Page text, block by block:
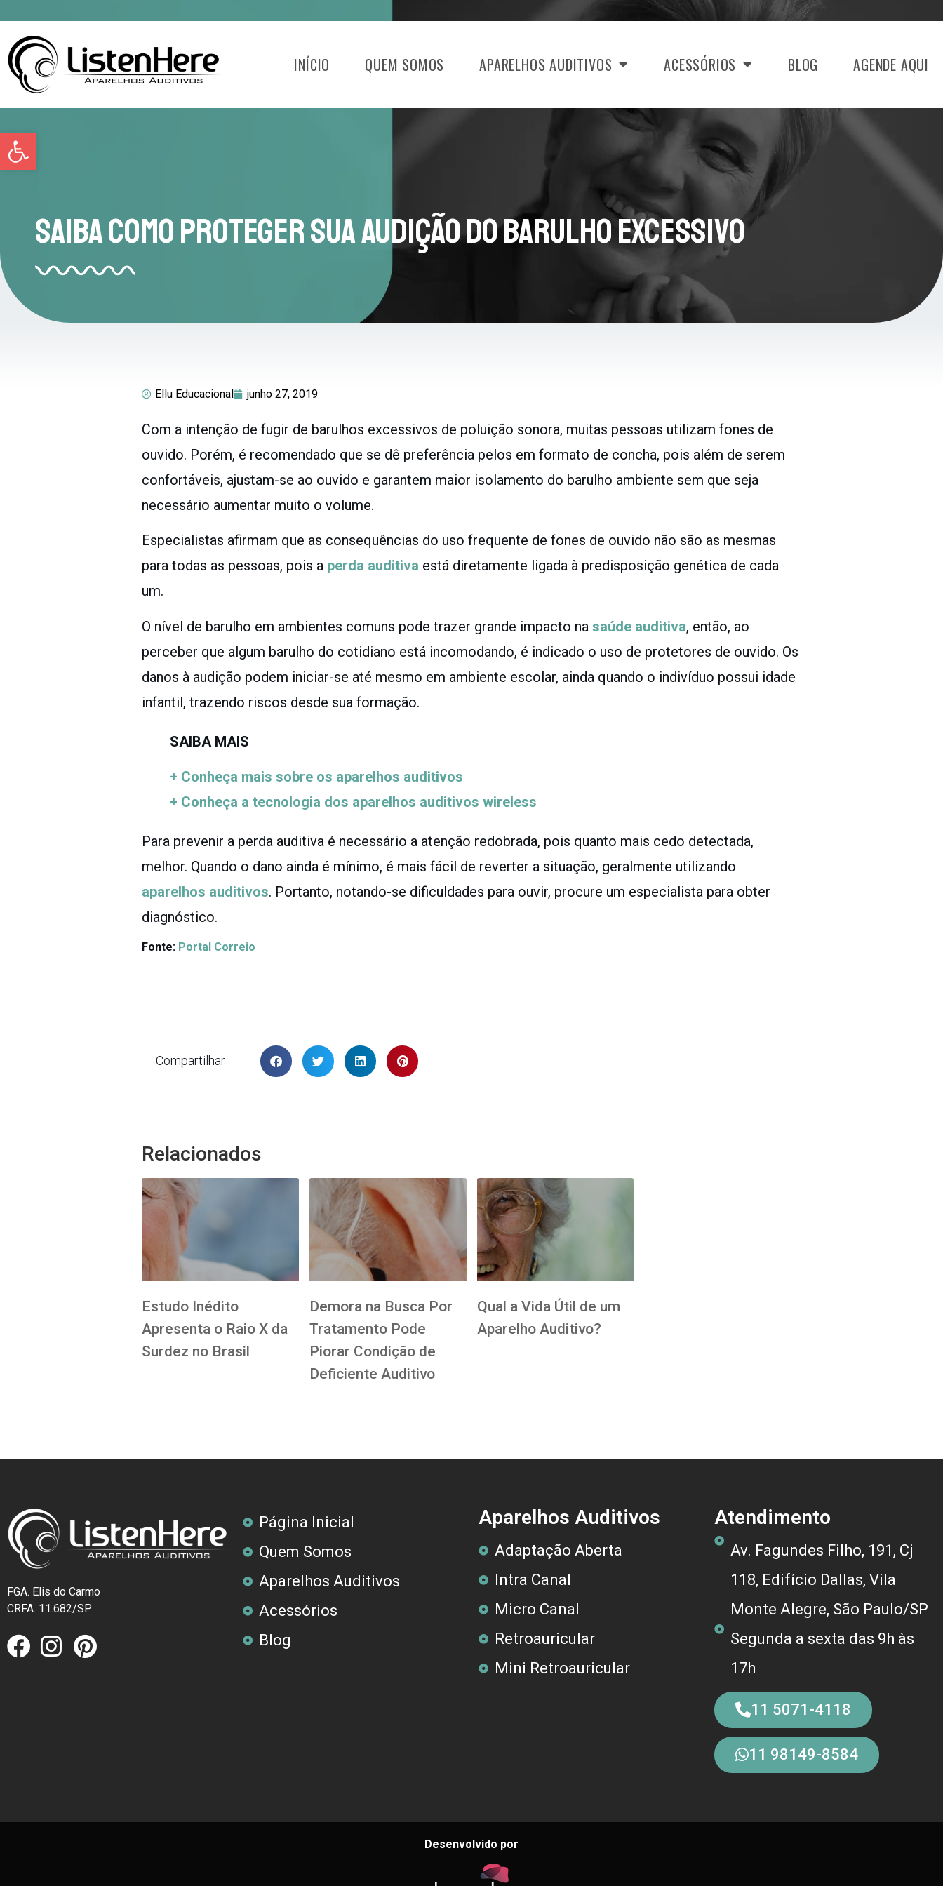
Abrir a barra de ferramentas
INÍCIO QUEM SOMOS APARELHOS AUDITIVOS ACESSÓRIOS BLOG AGENDE AQUI
Saiba Como Proteger Sua Audição do Barulho Excessivo
Ellu Educacional junho 27, 2019
Com a intenção de fugir de barulhos excessivos de poluição sonora, muitas pessoas utilizam fones de
ouvido. Porém, é recomendado que se dê preferência pelos em formato de concha, pois além de serem
confortáveis, ajustam-se ao ouvido e garantem maior isolamento do barulho ambiente sem que seja
necessário aumentar muito o volume.
Especialistas afirmam que as consequências do uso frequente de fones de ouvido não são as mesmas
para todas as pessoas, pois a perda auditiva está diretamente ligada à predisposição genética de cada
um.
O nível de barulho em ambientes comuns pode trazer grande impacto na saúde auditiva, então, ao
perceber que algum barulho do cotidiano está incomodando, é indicado o uso de protetores de ouvido. Os
danos à audição podem iniciar-se até mesmo em ambiente escolar, ainda quando o indivíduo possui idade
infantil, trazendo riscos desde sua formação.
SAIBA MAIS
+ Conheça mais sobre os aparelhos auditivos
+ Conheça a tecnologia dos aparelhos auditivos wireless
Para prevenir a perda auditiva é necessário a atenção redobrada, pois quanto mais cedo detectada,
melhor. Quando o dano ainda é mínimo, é mais fácil de reverter a situação, geralmente utilizando
aparelhos auditivos. Portanto, notando-se dificuldades para ouvir, procure um especialista para obter
diagnóstico.
Fonte: Portal Correio
Compartilhar
Relacionados
Estudo Inédito
Apresenta o Raio X da
Surdez no Brasil
Demora na Busca Por
Tratamento Pode
Piorar Condição de
Deficiente Auditivo
Qual a Vida Útil de um
Aparelho Auditivo?
FGA. Elis do Carmo
CRFA. 11.682/SP
Página Inicial
Quem Somos
Aparelhos Auditivos
Acessórios
Blog
Aparelhos Auditivos
Adaptação Aberta
Intra Canal
Micro Canal
Retroauricular
Mini Retroauricular
Atendimento
Av. Fagundes Filho, 191, Cj
118, Edifício Dallas, Vila
Monte Alegre, São Paulo/SP
Segunda a sexta das 9h às
17h
11 5071-4118
11 98149-8584
Desenvolvido por